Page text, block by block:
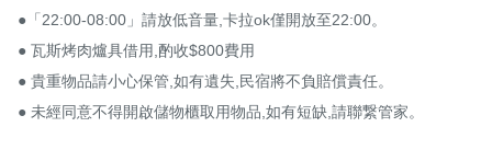
●「22:00-08:00」請放低音量,卡拉ok僅開放至22:00。
● 瓦斯烤肉爐具借用,酌收$800費用
● 貴重物品請小心保管,如有遺失,民宿將不負賠償責任。
● 未經同意不得開啟儲物櫃取用物品,如有短缺,請聯繋管家。